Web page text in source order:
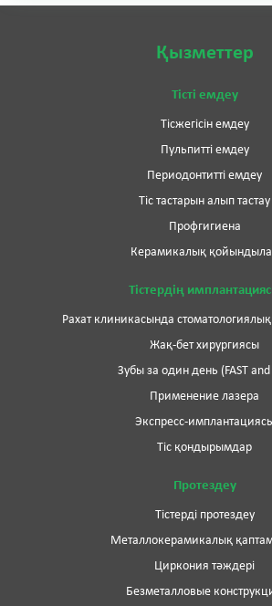
Қызметтер
Тісті емдеу
Тісжегісін емдеу
Пульпитті емдеу
Периодонтитті емдеу
Тіс тастарын алып тастау
Профгигиена
Керамикалық
Тістердің
Рахат клиникасында
Жақ-бет хирургиясы
Зубы за один день (FAST and
Применение лазера
Экспресс-
Тіс қондырымдар
Протездеу
Тістерді протездеу
Металлокерамикалық
Циркония тәждері
Безметалловые